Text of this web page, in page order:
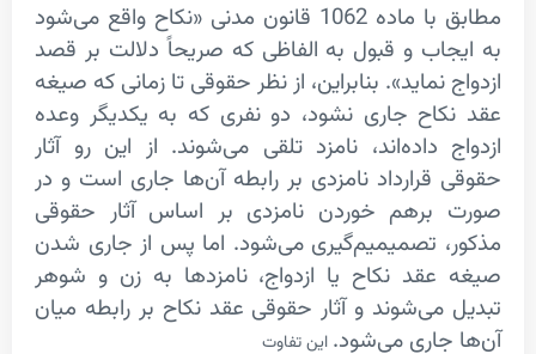
مطابق با ماده 1062 قانون مدنی «نکاح واقع می‌شود
و قبول به الفاظی که صریحاً دلالت بر قصد
نماید». بنابراین، از نظر حقوقی تا زمانی که صیغه
جاری نشود، دو نفری که به یکدیگر وعده
داده‌اند، نامزد تلقی می‌شوند. از این رو آثار
نامزدی بر رابطه آن‌ها جاری است و در
خوردن نامزدی بر اساس آثار حقوقی
تصمیمیم‌گیری می‌شود. اما پس از جاری شدن
نکاح یا ازدواج، نامزد‌ها به زن و شوهر
و آثار حقوقی عقد نکاح بر رابطه میان
می‌شود.این تفاوت